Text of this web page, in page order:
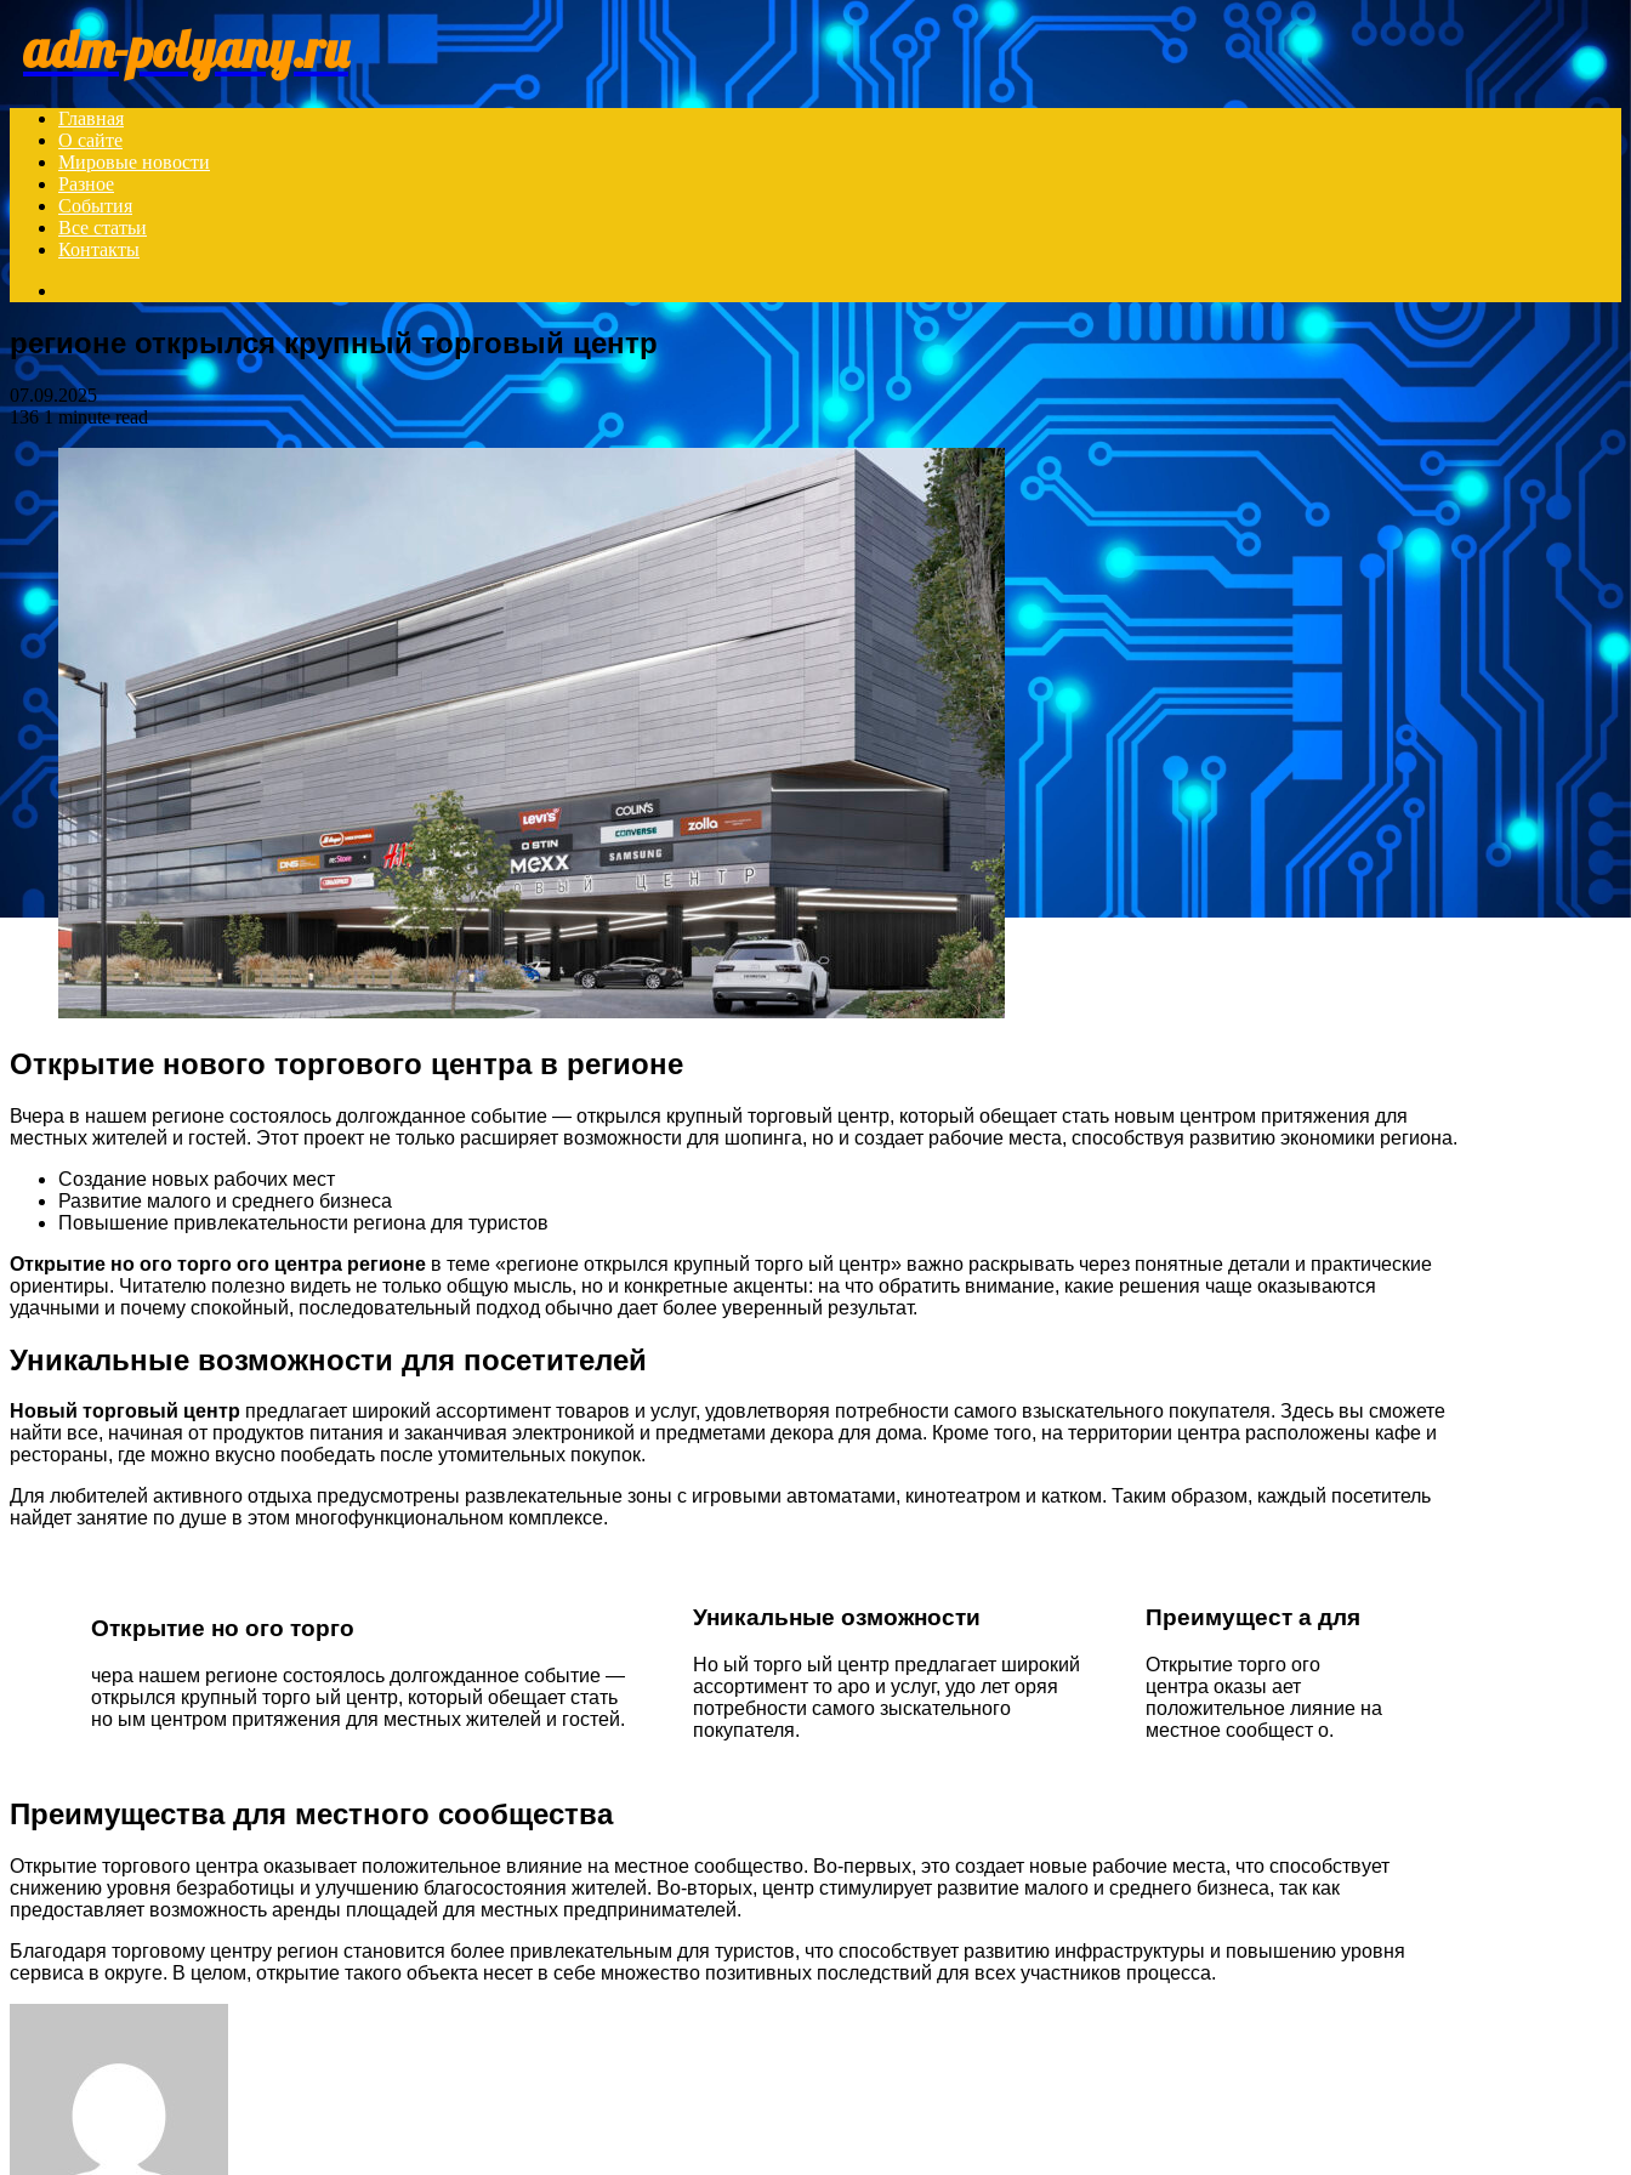
adm-polyany.ru
Главная
О сайте
Мировые новости
Разное
События
Все статьи
Контакты
регионе открылся крупный торговый центр
07.09.2025
1361 minute read
Открытие нового торгового центра в регионе
Вчера в нашем регионе состоялось долгожданное событие — открылся крупный торговый центр, который обещает стать новым центром притяжения для
местных жителей и гостей. Этот проект не только расширяет возможности для шопинга, но и создает рабочие места, способствуя развитию экономики региона.
Создание новых рабочих мест
Развитие малого и среднего бизнеса
Повышение привлекательности региона для туристов
Открытие но ого торго ого центра регионе в теме «регионе открылся крупный торго ый центр» важно раскрывать через понятные детали и практические
ориентиры. Читателю полезно видеть не только общую мысль, но и конкретные акценты: на что обратить внимание, какие решения чаще оказываются
удачными и почему спокойный, последовательный подход обычно дает более уверенный результат.
Уникальные возможности для посетителей
Новый торговый центр предлагает широкий ассортимент товаров и услуг, удовлетворяя потребности самого взыскательного покупателя. Здесь вы сможете
найти все, начиная от продуктов питания и заканчивая электроникой и предметами декора для дома. Кроме того, на территории центра расположены кафе и
рестораны, где можно вкусно пообедать после утомительных покупок.
Для любителей активного отдыха предусмотрены развлекательные зоны с игровыми автоматами, кинотеатром и катком. Таким образом, каждый посетитель
найдет занятие по душе в этом многофункциональном комплексе.
Открытие но ого торго
чера нашем регионе состоялось долгожданное событие —
открылся крупный торго ый центр, который обещает стать
но ым центром притяжения для местных жителей и гостей.
Уникальные озможности
Но ый торго ый центр предлагает широкий
ассортимент то аро и услуг, удо лет оряя
потребности самого зыскательного
покупателя.
Преимущест а для
Открытие торго ого
центра оказы ает
положительное лияние на
местное сообщест о.
Преимущества для местного сообщества
Открытие торгового центра оказывает положительное влияние на местное сообщество. Во-первых, это создает новые рабочие места, что способствует
снижению уровня безработицы и улучшению благосостояния жителей. Во-вторых, центр стимулирует развитие малого и среднего бизнеса, так как
предоставляет возможность аренды площадей для местных предпринимателей.
Благодаря торговому центру регион становится более привлекательным для туристов, что способствует развитию инфраструктуры и повышению уровня
сервиса в округе. В целом, открытие такого объекта несет в себе множество позитивных последствий для всех участников процесса.